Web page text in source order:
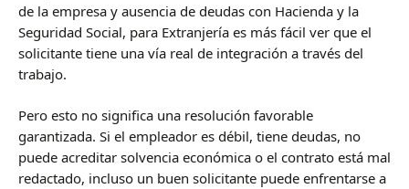
de la empresa y ausencia de deudas con Hacienda y la
Seguridad Social, para Extranjería es más fácil ver que el
solicitante tiene una vía real de integración a través del
trabajo.
Pero esto no significa una resolución favorable
garantizada. Si el empleador es débil, tiene deudas, no
puede acreditar solvencia económica o el contrato está mal
redactado, incluso un buen solicitante puede enfrentarse a